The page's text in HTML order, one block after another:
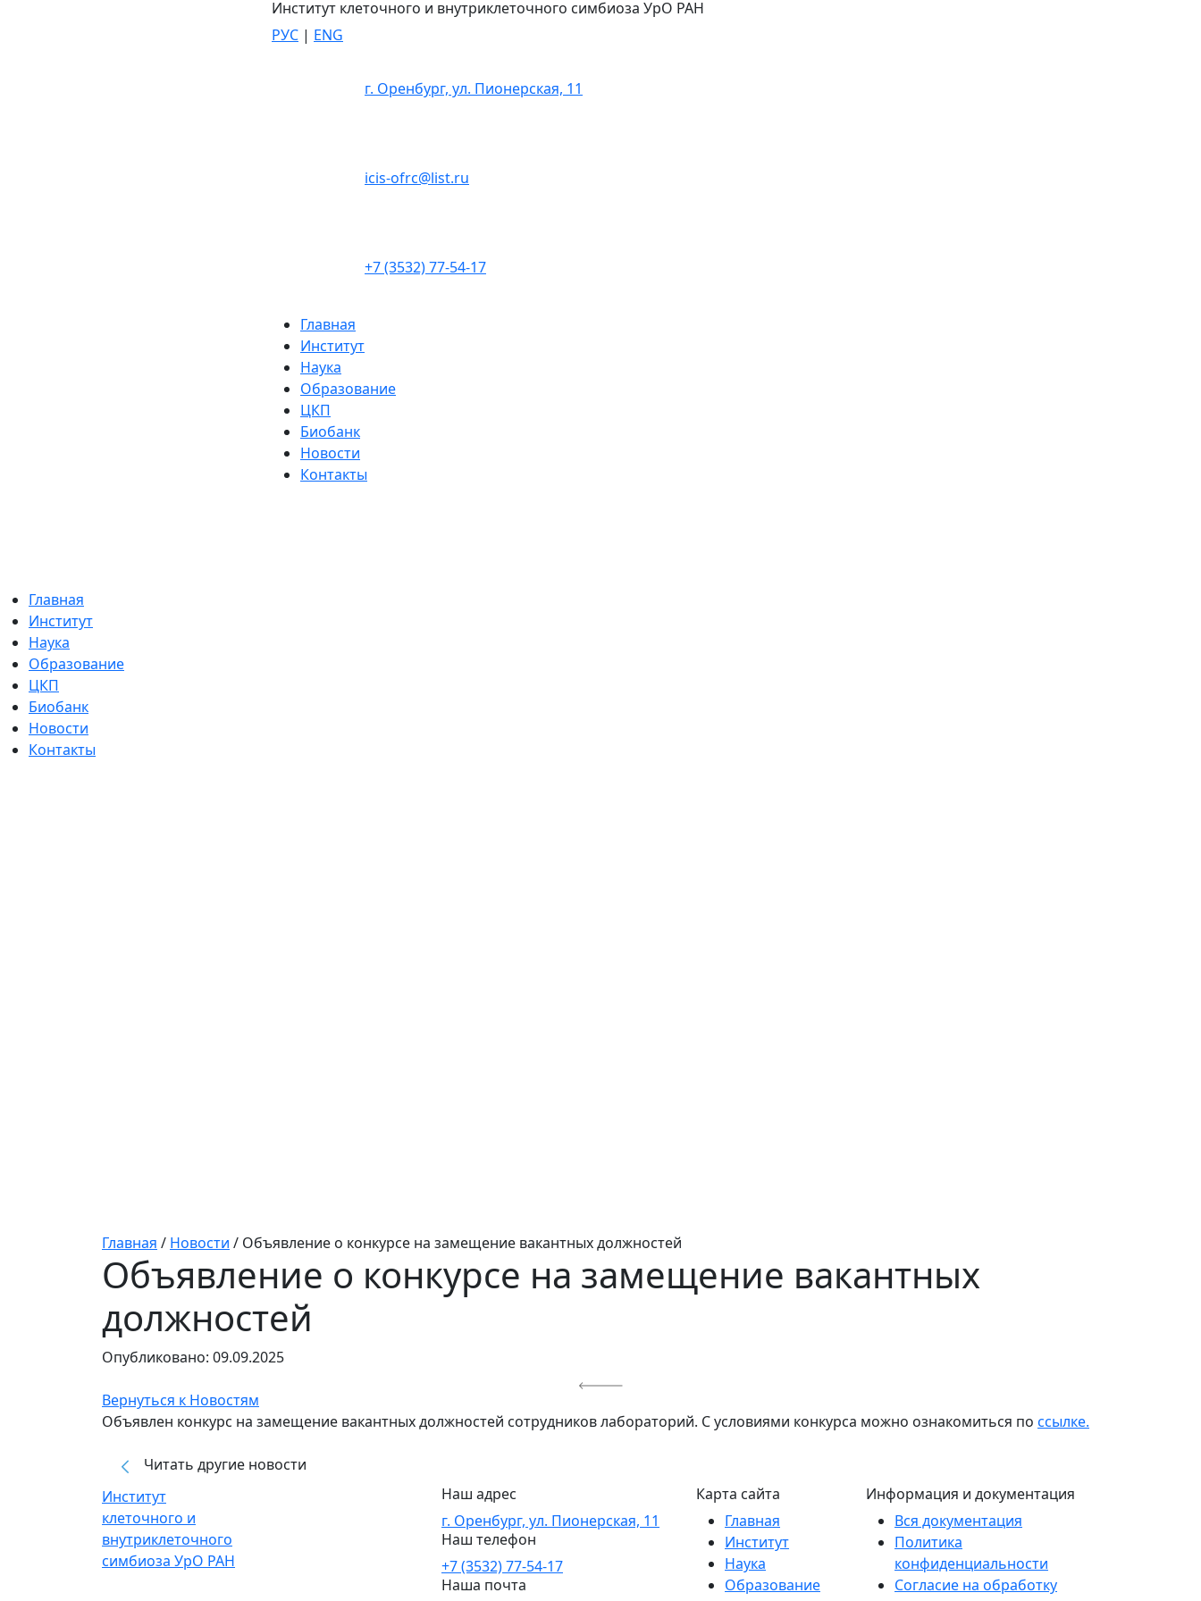
Институт клеточного и внутриклеточного симбиоза УрО РАН
РУС | ENG
г. Оренбург, ул. Пионерская, 11
icis-ofrc@list.ru
+7 (3532) 77-54-17
Главная
Институт
Наука
Образование
ЦКП
Биобанк
Новости
Контакты
Главная
Институт
Наука
Образование
ЦКП
Биобанк
Новости
Контакты
Главная / Новости / Объявление о конкурсе на замещение вакантных должностей
Объявление о конкурсе на замещение вакантных
должностей
Опубликовано: 09.09.2025
Вернуться к Новостям
Объявлен конкурс на замещение вакантных должностей сотрудников лабораторий. С условиями конкурса можно ознакомиться по ссылке.
Читать другие новости
Институт
клеточного и
внутриклеточного
симбиоза УрО РАН
Наш адрес
г. Оренбург, ул. Пионерская, 11
Наш телефон
+7 (3532) 77-54-17
Наша почта
Карта сайта
Главная
Институт
Наука
Образование
Информация и документация
Вся документация
Политика
конфиденциальности
Согласие на обработку